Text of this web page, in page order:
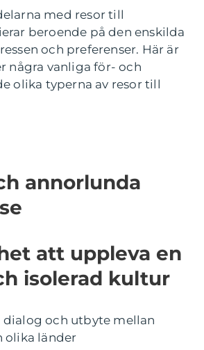
med resor till
beroende på den enskilda
och preferenser. Här är
några vanliga för- och
olika typerna av resor till
annorlunda
att uppleva en
isolerad kultur
dialog och utbyte mellan
olika länder